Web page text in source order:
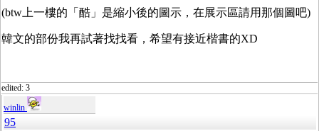
(btw上一樓的「酷」是縮小後的圖示，在展示區請用那個圖吧)
韓文的部份我再試著找找看，希望有接近楷書的XD
edited: 3
winlin
95